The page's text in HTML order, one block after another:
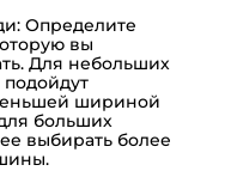
Определите
вы
Для небольших
подойдут
шириной
больших
выбирать более